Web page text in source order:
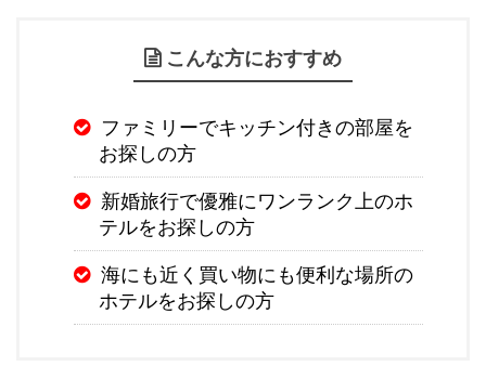
こんな方におすすめ
ファミリーでキッチン付きの部屋を
お探しの方
新婚旅行で優雅にワンランク上のホ
テルをお探しの方
海にも近く買い物にも便利な場所の
ホテルをお探しの方